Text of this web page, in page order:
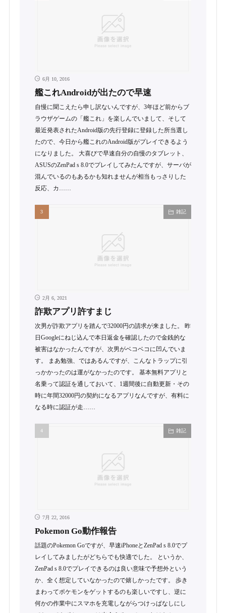
6月 10, 2016
艦これAndroidが出たので早速
自慢に聞こえたら申し訳ないんですが、3年ほど前からブ
ラウザゲームの「艦これ」を楽しんでいまして、そして
最近発表されたAndroid版の先行登録に登録した所当選し
たので、今日から艦これのAndroid版がプレイできるよう
になりました。 大喜びで早速自分の自慢のタブレット、
ASUSのZenPad s 8.0でプレイしてみたんですが、サーバが
混んでいるのもあるかも知れませんが相当もっさりした
反応、カ……
雑記
2月 6, 2021
詐欺アプリ許すまじ
次男が詐欺アプリを踏んで32000円の請求が来ました。 昨
日Googleにねじ込んで本日返金を確認したので金銭的な
被害はなかったんですが、次男がベコベコに凹んでいま
す。 まあ勉強、ではあるんですが、こんなトラップに引
っかかったのは運がなかったのです。 基本無料アプリと
名乗って認証を通しておいて、1週間後に自動更新・その
時に年間32000円の契約になるアプリなんですが、有料に
なる時に認証が走……
雑記
7月 22, 2016
Pokemon Go動作報告
話題のPokemon Goですが、早速iPhoneとZenPad s 8.0でプ
レイしてみましたがどちらでも快適でした。 というか、
ZenPad s 8.0でプレイできるのは良い意味で予想外という
か、全く想定していなかったので嬉しかったです。 歩き
まわってポケモンをゲットするのも楽しいですし、逆に
何かの作業中にスマホを充電しながらつけっぱなしにし